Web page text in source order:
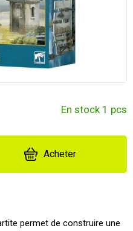
En stock 1 pcs
Acheter
permet de construire une